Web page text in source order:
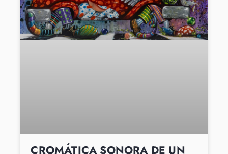
CROMÁTICA SONORA DE UN